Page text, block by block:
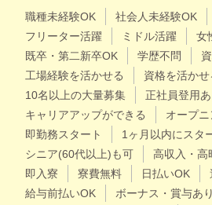
職種未経験OK 社会人未経験OK
フリーター活躍
ミドル活躍
女
既卒・第二新卒OK
学歴不問
工場経験を活かせる
資格を活かせ
10名以上の大量募集
正社員登用あ
キャリアアップができる
オープ
即勤務スタート
1ヶ月以内にスタ
シニア(60代以上)も可
高収入・高
即入寮
寮費無料 日払いOK
給与前払いOK
ボーナス・賞与あり